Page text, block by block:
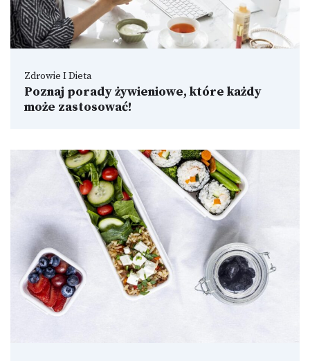
Zdrowie I Dieta
Poznaj porady żywieniowe, które każdy
może zastosować!